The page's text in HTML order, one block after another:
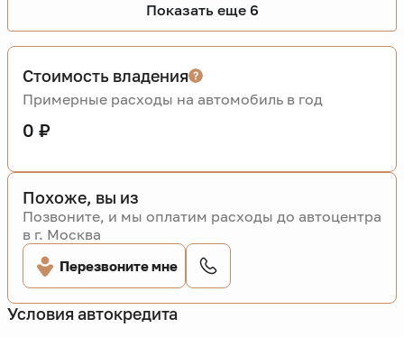
Показать еще 6
Условия автокредита
Стоимость владения
Примерные расходы на автомобиль в год
0 ₽
Похоже, вы из
Позвоните, и мы оплатим расходы до автоцентра
в г. Москва
Перезвоните мне